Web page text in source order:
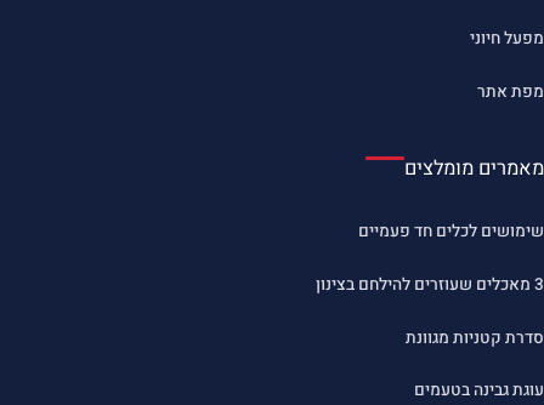
מפעל חיוני
מפת אתר
מאמרים מומלצים
שימושים לכלים חד פעמיים
3 מאכלים שעוזרים להילחם בצינון
סדרת קטניות מגוונת
עוגת גבינה בטעמים